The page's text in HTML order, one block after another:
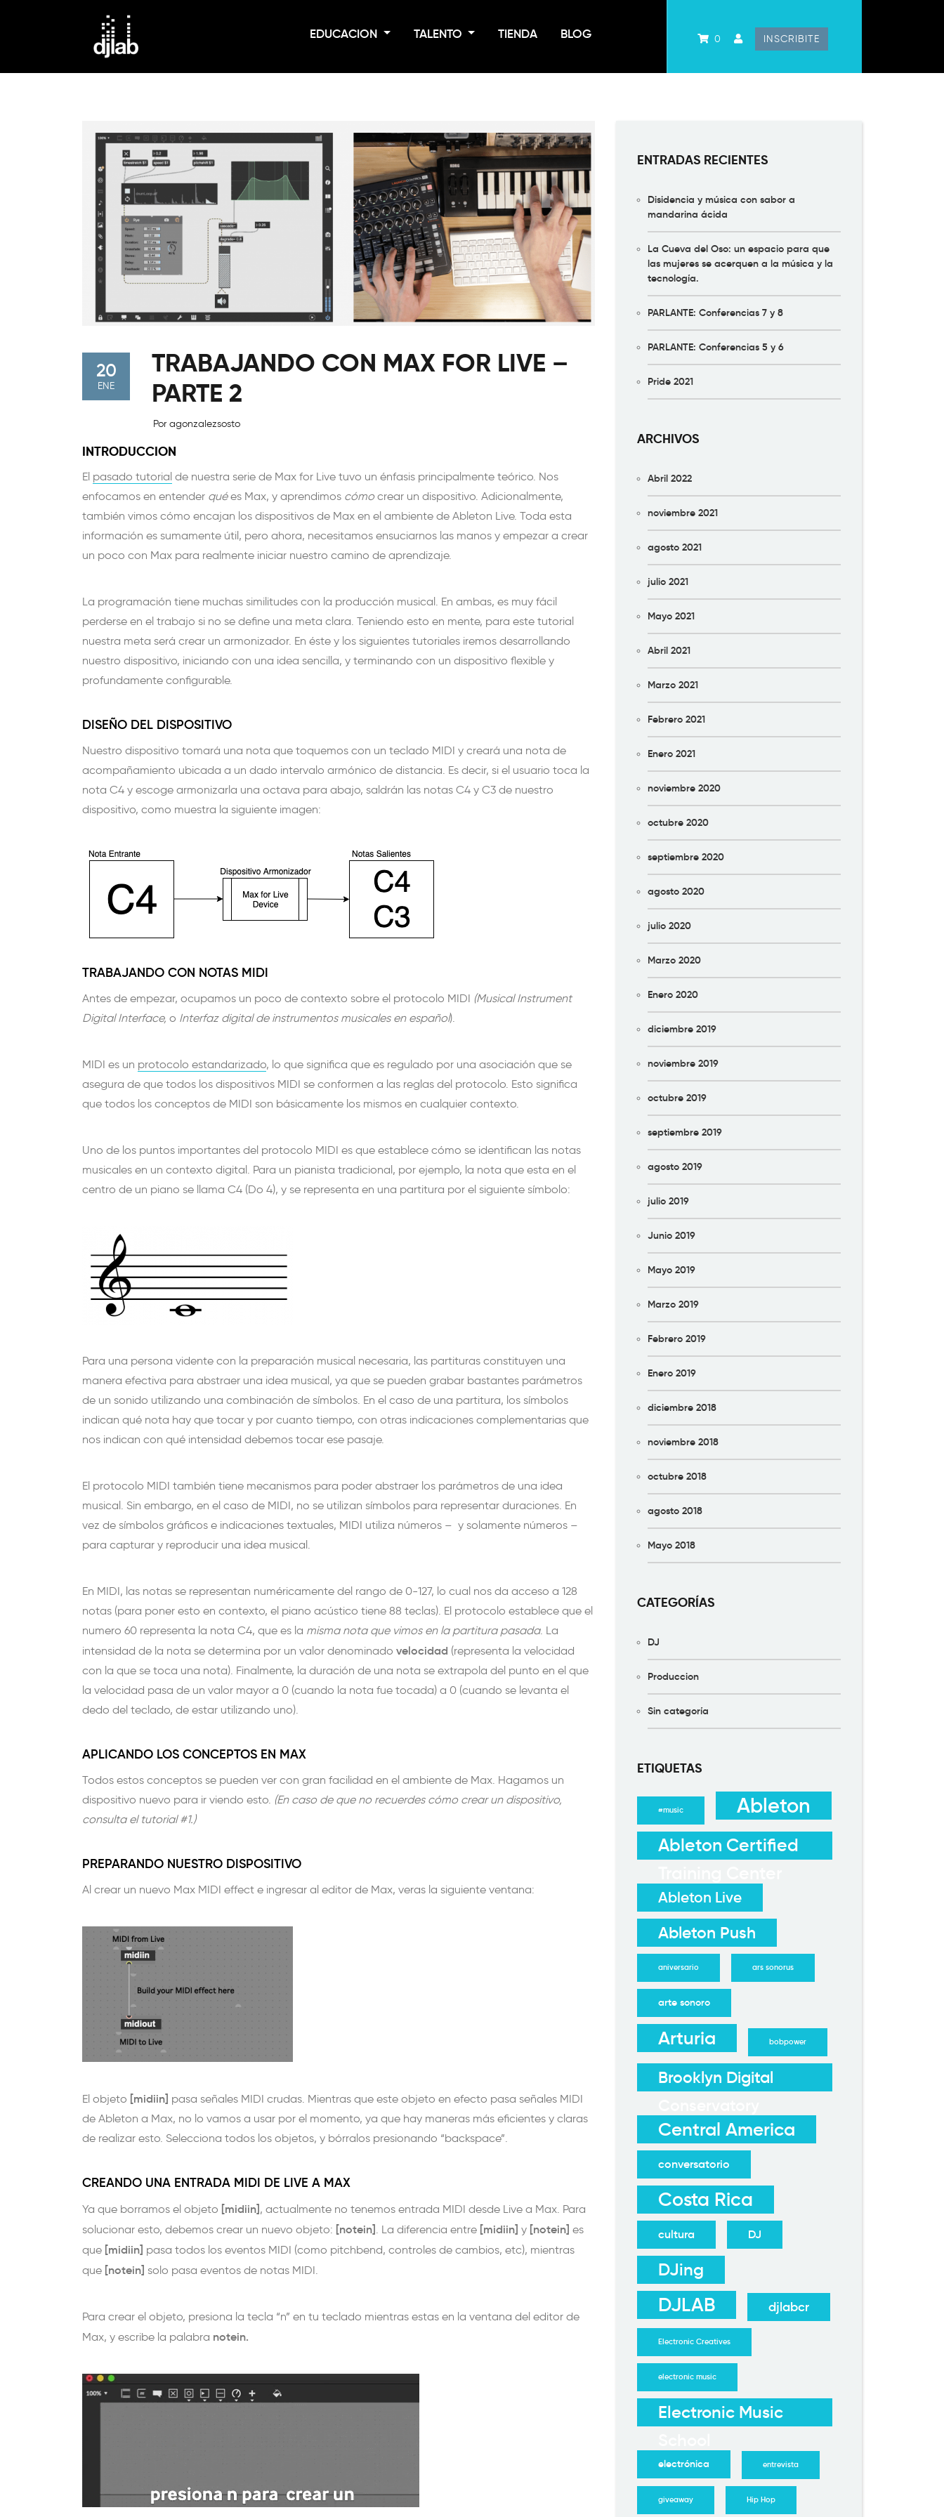
EDUCACION TALENTO TIENDA BLOG 0 INSCRIBITE
20
ENE
TRABAJANDO CON MAX FOR LIVE –
PARTE 2
Por agonzalezsosto
INTRODUCCION
El pasado tutorial de nuestra serie de Max for Live tuvo un énfasis principalmente teórico. Nos
enfocamos en entender quées Max, y aprendimos cómo crear un dispositivo. Adicionalmente,
también vimos cómo encajan los dispositivos de Max en el ambiente de Ableton Live. Toda esta
información es sumamente útil, pero ahora, necesitamos ensuciarnos las manos y empezar a crear
un poco con Max para realmente iniciar nuestro camino de aprendizaje.
La programación tiene muchas similitudes con la producción musical. En ambas, es muy fácil
perderse en el trabajo si no se define una meta clara. Teniendo esto en mente, para este tutorial
nuestra meta será crear un armonizador. En éste y los siguientes tutoriales iremos desarrollando
nuestro dispositivo, iniciando con una idea sencilla, y terminando con un dispositivo flexible y
profundamente configurable.
DISEÑO DEL DISPOSITIVO
Nuestro dispositivo tomará una nota que toquemos con un teclado MIDI y creará una nota de
acompañamiento ubicada a un dado intervalo armónico de distancia. Es decir, si el usuario toca la
nota C4 y escoge armonizarla una octava para abajo, saldrán las notas C4 y C3 de nuestro
dispositivo, como muestra la siguiente imagen:
TRABAJANDO CON NOTAS MIDI
Antes de empezar, ocupamos un poco de contexto sobre el protocolo MIDI (Musical Instrument
Digital Interface, o Interfaz digital de instrumentos musicales en español).
MIDI es un protocolo estandarizado, lo que significa que es regulado por una asociación que se
asegura de que todos los dispositivos MIDI se conformen a las reglas del protocolo. Esto significa
que todos los conceptos de MIDI son básicamente los mismos en cualquier contexto.
Uno de los puntos importantes del protocolo MIDI es que establece cómo se identifican las notas
musicales en un contexto digital. Para un pianista tradicional, por ejemplo, la nota que esta en el
centro de un piano se llama C4 (Do 4), y se representa en una partitura por el siguiente símbolo:
Para una persona vidente con la preparación musical necesaria, las partituras constituyen una
manera efectiva para abstraer una idea musical, ya que se pueden grabar bastantes parámetros
de un sonido utilizando una combinación de símbolos. En el caso de una partitura, los símbolos
indican qué nota hay que tocar y por cuanto tiempo, con otras indicaciones complementarias que
nos indican con qué intensidad debemos tocar ese pasaje.
El protocolo MIDI también tiene mecanismos para poder abstraer los parámetros de una idea
musical. Sin embargo, en el caso de MIDI, no se utilizan símbolos para representar duraciones. En
vez de símbolos gráficos e indicaciones textuales, MIDI utiliza números – y solamente números –
para capturar y reproducir una idea musical.
En MIDI, las notas se representan numéricamente del rango de 0-127, lo cual nos da acceso a 128
notas (para poner esto en contexto, el piano acústico tiene 88 teclas). El protocolo establece que el
numero 60 representa la nota C4, que es la misma nota que vimos en la partitura pasada. La
intensidad de la nota se determina por un valor denominado velocidad (representa la velocidad
con la que se toca una nota). Finalmente, la duración de una nota se extrapola del punto en el que
la velocidad pasa de un valor mayor a 0 (cuando la nota fue tocada) a 0 (cuando se levanta el
dedo del teclado, de estar utilizando uno).
APLICANDO LOS CONCEPTOS EN MAX
Todos estos conceptos se pueden ver con gran facilidad en el ambiente de Max. Hagamos un
dispositivo nuevo para ir viendo esto. (En caso de que no recuerdes cómo crear un dispositivo,
consulta el tutorial #1.)
PREPARANDO NUESTRO DISPOSITIVO
Al crear un nuevo Max MIDI effect e ingresar al editor de Max, veras la siguiente ventana:
El objeto [midiin] pasa señales MIDI crudas. Mientras que este objeto en efecto pasa señales MIDI
de Ableton a Max, no lo vamos a usar por el momento, ya que hay maneras más eficientes y claras
de realizar esto. Selecciona todos los objetos, y bórralos presionando “backspace”.
CREANDO UNA ENTRADA MIDI DE LIVE A MAX
Ya que borramos el objeto [midiin], actualmente no tenemos entrada MIDI desde Live a Max. Para
solucionar esto, debemos crear un nuevo objeto: [notein]. La diferencia entre [midiin] y [notein] es
que [midiin] pasa todos los eventos MIDI (como pitchbend, controles de cambios, etc), mientras
que [notein] solo pasa eventos de notas MIDI.
Para crear el objeto, presiona la tecla “n” en tu teclado mientras estas en la ventana del editor de
Max, y escribe la palabra notein.
ENTRADAS RECIENTES
Disidencia y música con sabor a
mandarina ácida
La Cueva del Oso: un espacio para que
las mujeres se acerquen a la música y la
tecnología.
PARLANTE: Conferencias 7 y 8
PARLANTE: Conferencias 5 y 6
Pride 2021
ARCHIVOS
Abril 2022
noviembre 2021
agosto 2021
julio 2021
Mayo 2021
Abril 2021
Marzo 2021
Febrero 2021
Enero 2021
noviembre 2020
octubre 2020
septiembre 2020
agosto 2020
julio 2020
Marzo 2020
Enero 2020
diciembre 2019
noviembre 2019
octubre 2019
septiembre 2019
agosto 2019
julio 2019
Junio 2019
Mayo 2019
Marzo 2019
Febrero 2019
Enero 2019
diciembre 2018
noviembre 2018
octubre 2018
agosto 2018
Mayo 2018
CATEGORÍAS
DJ
Produccion
Sin categoría
ETIQUETAS
#music Ableton
Ableton Certified
Ableton Live
Ableton Push
aniversario ars sonorus
arte sonoro
Arturia bobpower
Brooklyn Digital
Central America
conversatorio
Costa Rica
cultura DJ
DJing
DJLAB djlabcr
Electronic Creatives
electronic music
Electronic Music
electrónica entrevista
giveaway Hip Hop